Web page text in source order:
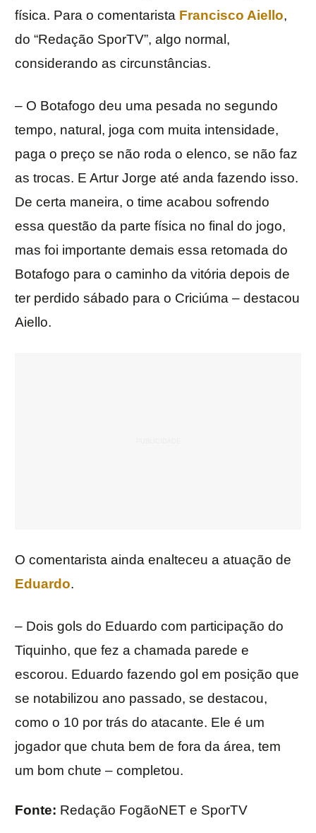
física. Para o comentarista Francisco Aiello,
do “Redação SporTV”, algo normal,
considerando as circunstâncias.
– O Botafogo deu uma pesada no segundo
tempo, natural, joga com muita intensidade,
paga o preço se não roda o elenco, se não faz
as trocas. E Artur Jorge até anda fazendo isso.
De certa maneira, o time acabou sofrendo
essa questão da parte física no final do jogo,
mas foi importante demais essa retomada do
Botafogo para o caminho da vitória depois de
ter perdido sábado para o Criciúma – destacou
Aiello.
O comentarista ainda enalteceu a atuação de
Eduardo.
– Dois gols do Eduardo com participação do
Tiquinho, que fez a chamada parede e
escorou. Eduardo fazendo gol em posição que
se notabilizou ano passado, se destacou,
como o 10 por trás do atacante. Ele é um
jogador que chuta bem de fora da área, tem
um bom chute – completou.
Fonte: Redação FogãoNET e SporTV